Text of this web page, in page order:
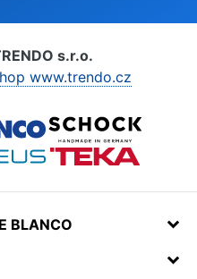
s.r.o.
www.trendo.cz
BLANCO